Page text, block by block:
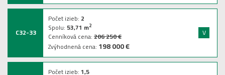
C32-33
Počet izieb: 2
Spolu:53,71 m2
Cenníková cena:206 250 €
Zvýhodnená cena: 198 000 €
V
Počet izieb:1,5